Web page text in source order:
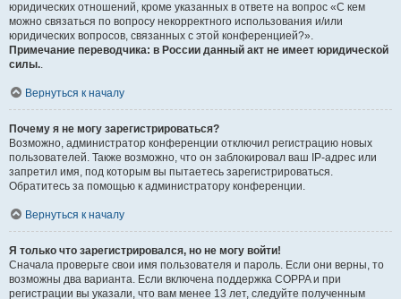
юридических отношений, кроме указанных в ответе на вопрос «С кем
можно связаться по вопросу некорректного использования и/или
юридических вопросов, связанных с этой конференцией?».
Примечание переводчика: в России данный акт не имеет юридической
силы..
Вернуться к началу
Почему я не могу зарегистрироваться?
Возможно, администратор конференции отключил регистрацию новых
пользователей. Также возможно, что он заблокировал ваш IP-адрес или
запретил имя, под которым вы пытаетесь зарегистрироваться.
Обратитесь за помощью к администратору конференции.
Вернуться к началу
Я только что зарегистрировался, но не могу войти!
Сначала проверьте свои имя пользователя и пароль. Если они верны, то
возможны два варианта. Если включена поддержка COPPA и при
регистрации вы указали, что вам менее 13 лет, следуйте полученным